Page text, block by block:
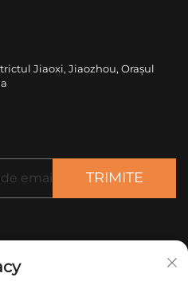
Jiaoxi, Jiaozhou, Orașul
TRIMITE